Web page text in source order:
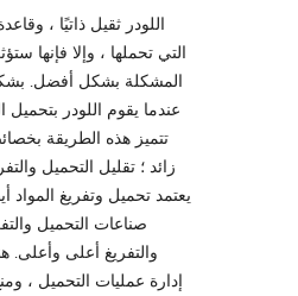
اللودر ثقيل ذاتيًا ،
التي تحملها ، وإلا فإنها
عندما يقوم اللودر
تتميز هذه الطريقة
زائد ؛ تقليل التحميل
يعتمد تحميل وتفريغ
صناعات التحميل
والتفريغ أعلى وأعلى.
إدارة عمليات التحميل ،